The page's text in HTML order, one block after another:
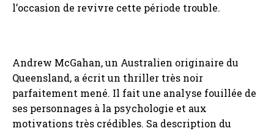
l’occasion de revivre cette période trouble.
Andrew McGahan, un Australien originaire du
Queensland, a écrit un thriller très noir
parfaitement mené. Il fait une analyse fouillée de
ses personnages à la psychologie et aux
motivations très crédibles. Sa description du